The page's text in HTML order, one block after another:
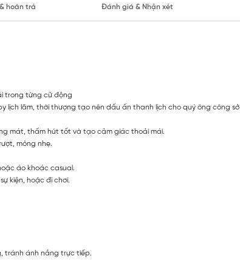
hoàn trả Đánh giá & Nhận xét
trong từng cử động
lịch lãm, thời thượng tạo nên dấu ấn thanh lịch cho quý ông công sở
mát, thấm hút tốt và tạo cảm giác thoải mái.
mỏng nhẹ.
áo khoác casual.
kiện, hoặc đi chơi.
tránh ánh nắng trực tiếp.